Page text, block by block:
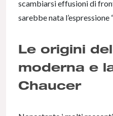
scambiarsi effusioni di
sarebbe nata l’espressione
Le origini
moderna e
Chaucer